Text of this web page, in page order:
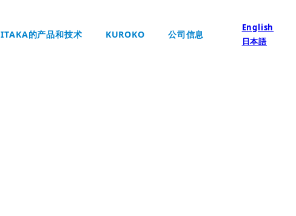
的产品和技术 KUROKO 公司信息
English
日本語